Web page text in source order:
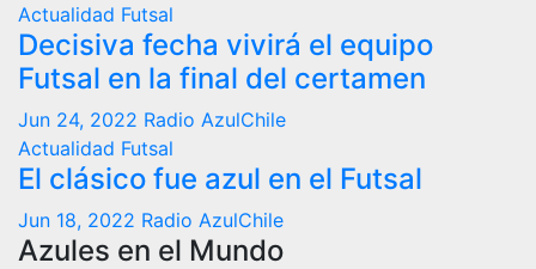
Actualidad Futsal
Decisiva fecha vivirá el equipo
Futsal en la final del certamen
Jun 24, 2022 Radio AzulChile
Actualidad Futsal
El clásico fue azul en el Futsal
Jun 18, 2022 Radio AzulChile
Azules en el Mundo